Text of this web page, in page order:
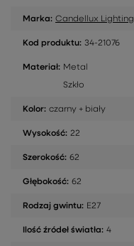
Marka: Candellux Lighting
Kod produktu: 34-21076
Materiał: Metal
Szkło
Kolor: czarny + biały
Wysokość: 22
Szerokość: 62
Głębokość: 62
Rodzaj gwintu: E27
Ilość źródeł światła: 4